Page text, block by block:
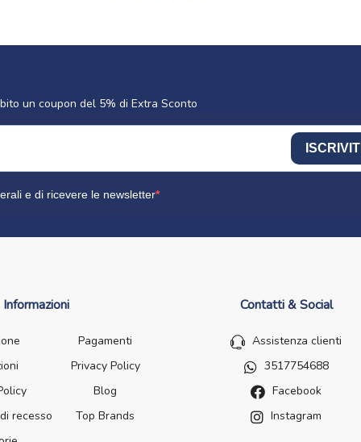
un coupon del 5% di Extra Sconto
ISCRIVITI
e di ricevere le newsletter
Informazioni
Pagamenti
Privacy Policy
Blog
recesso
Top Brands
Contatti & Social
Assistenza clienti
3517754688
Facebook
Instagram